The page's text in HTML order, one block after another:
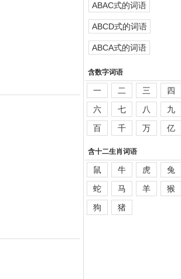
ABAC式的词语
ABCD式的词语
ABCA式的词语
含数字词语
一 二 三 四
六
七 八 九
百
千 万 亿
含十二生肖词语
鼠 牛 虎 兔
蛇
马 羊 猴
狗
猪